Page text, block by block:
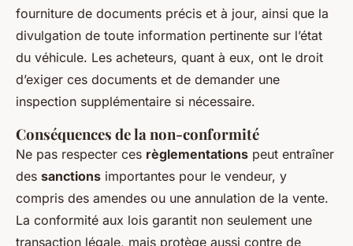
fourniture de documents précis et à jour, ainsi que la
divulgation de toute information pertinente sur l’état
du véhicule. Les acheteurs, quant à eux, ont le droit
d’exiger ces documents et de demander une
inspection supplémentaire si nécessaire.
Conséquences de la non-conformité
Ne pas respecter ces règlementations peut entraîner
des sanctions importantes pour le vendeur, y
compris des amendes ou une annulation de la vente.
La conformité aux lois garantit non seulement une
transaction légale, mais protège aussi contre de